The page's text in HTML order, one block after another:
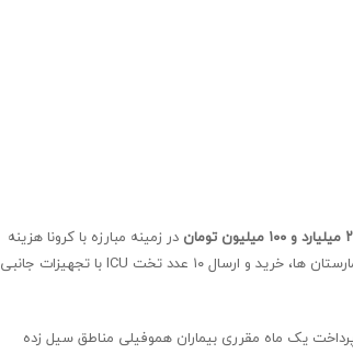
۲ میلیارد و ۱۰۰ میلیون تومان
در زمینه مبارزه با کرونا هزینه
کرده است که شامل خرید پارچه، توزیع تعداد ۲۰۰۰ عدد ماسک N95، خرید ۱۰ دستگاه ونتیلاتور جهت ارسال به بیمارستان ها، خرید و ارسال ۱۰ عدد تخت ICU با تجهیزات جانبی
یک ماه مقرری بیماران هموفیلی مناطق سیل زده